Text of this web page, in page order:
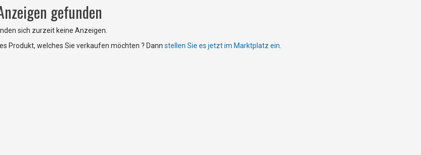
gefunden
sich zurzeit keine Anzeigen.
Produkt, welches Sie verkaufen möchten ? Dann stellen Sie es jetzt im Marktplatz ein.